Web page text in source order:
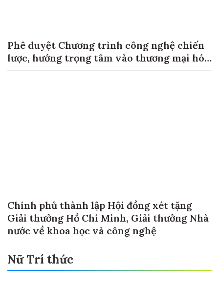
Phê duyệt Chương trình công nghệ chiến
lược, hướng trọng tâm vào thương mại hóa
Chính phủ thành lập Hội đồng xét tặng
Giải thưởng Hồ Chí Minh, Giải thưởng Nhà
nước về khoa học và công nghệ
Nữ Trí thức